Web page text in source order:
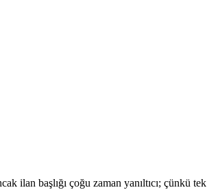
ilan başlığı çoğu zaman yanıltıcı; çünkü